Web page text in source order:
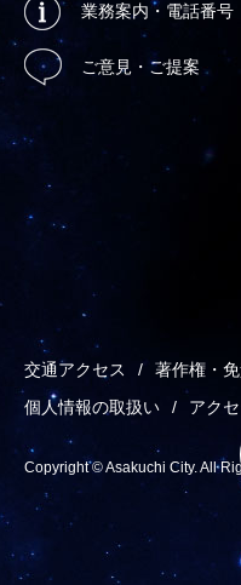
業務案内・電話番号
ご意見・ご提案
交通アクセス
著作権・
個人情報の取扱い
アク
Copyright © Asakuchi City. All